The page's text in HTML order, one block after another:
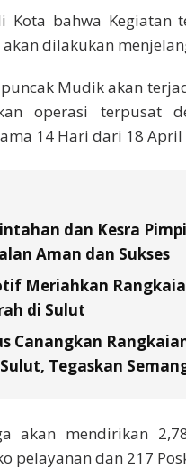
Kota bahwa Kegiatan
dilakukan
Mudik akan
operasi terpusat
14 Hari dari 18
dan Kesra
Aman dan Sukses
Meriahkan
di Sulut
Canangkan
Tegaskan
akan mendirikan
pelayanan dan 217